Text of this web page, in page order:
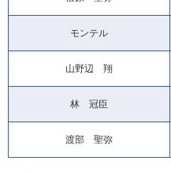
モンテル
山野辺 翔
林 冠臣
渡部 聖弥